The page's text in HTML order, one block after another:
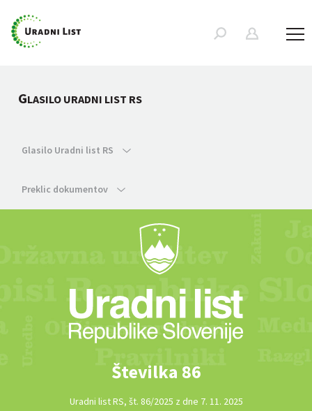
GLASILO URADNI LIST RS
Glasilo Uradni list RS
Preklic dokumentov
Številka 86
Uradni list RS, št. 86/2025 z dne 7. 11. 2025